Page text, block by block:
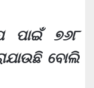
ପାଇଁ ୭୬୮
ବୋଲି